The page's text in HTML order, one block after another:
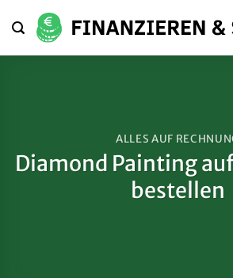
Inhalt
springen
ALLES AUF
Diamond Painting
bestellen